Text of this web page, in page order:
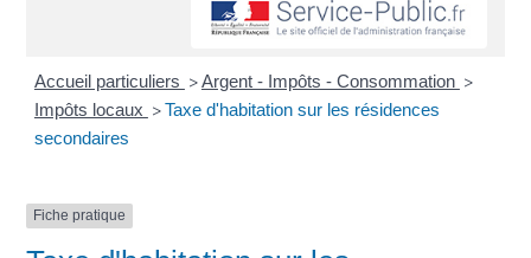
Accueil particuliers >Argent - Impôts - Consommation >
Impôts locaux >Taxe d'habitation sur les résidences
secondaires
Fiche pratique